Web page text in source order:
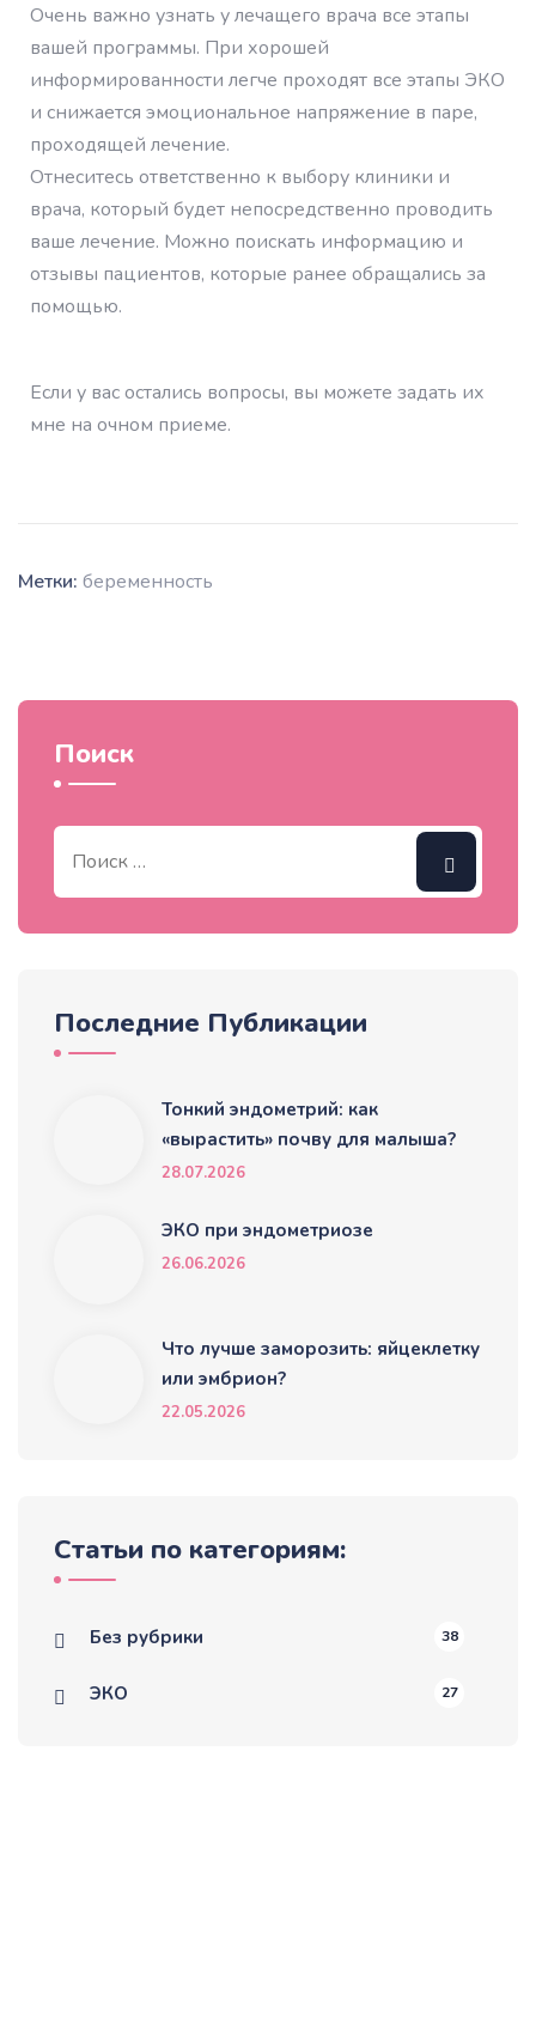
Очень важно узнать у лечащего врача все этапы
вашей программы. При хорошей
информированности легче проходят все этапы ЭКО
и снижается эмоциональное напряжение в паре,
проходящей лечение.
Отнеситесь ответственно к выбору клиники и
врача, который будет непосредственно проводить
ваше лечение. Можно поискать информацию и
отзывы пациентов, которые ранее обращались за
помощью.
Если у вас остались вопросы, вы можете задать их
мне на очном приеме.
Метки: беременность
Поиск
Последние Публикации
Тонкий эндометрий: как
«вырастить» почву для малыша?
28.07.2026
ЭКО при эндометриозе
26.06.2026
Что лучше заморозить: яйцеклетку
или эмбрион?
22.05.2026
Статьи по категориям:
Без рубрики 38
ЭКО 27